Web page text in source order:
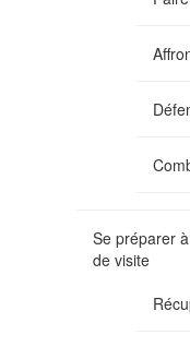
Se préparer
de visite